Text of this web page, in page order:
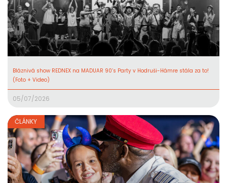
Bláznivá show REDNEX na MADUAR 90’s Party v Hodruši-Hámre stála za to!
(Foto + Video)
05/07/2026
ČLÁNKY